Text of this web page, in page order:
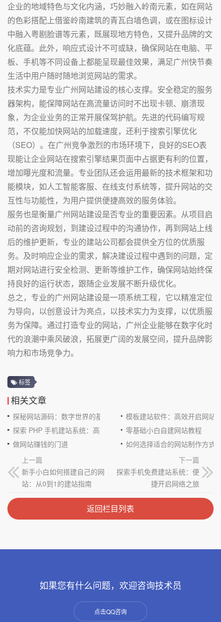
企业的地域特色与文化内涵，巧妙融入岭南元素，如在网站
的色彩搭配上借鉴岭南建筑的青瓦白墙色调，或在图标设计
中融入粤剧脸谱等元素，既展现地方特色，又提升品牌的文
化底蕴。此外，响应式设计不可或缺，确保网站在电脑、平
板、手机等不同设备上都能呈现最佳效果，满足广州快节奏
生活中用户随时随地浏览网站的需求。
技术实力是专业广州网站建设的核心支撑。安全稳定的服务
器架构，能保障网站在高流量访问时不出现卡顿、崩溃现
象，为企业业务的正常开展保驾护航。先进的代码编写规
范，不仅能加快网站的加载速度，还利于搜索引擎优化
（SEO）。在广州竞争激烈的市场环境下，良好的SEO表
现能让企业网站在搜索引擎结果页面中占据更有利的位置，
增加曝光度和流量。专业团队还会运用最新的技术框架和功
能模块，如人工智能客服、在线支付系统等，提升网站的交
互性与功能性，为用户提供便捷高效的服务体验。
服务也是衡量广州网站建设是否专业的重要因素。从项目启
动前的咨询规划，到建设过程中的沟通协作，再到网站上线
后的维护更新，专业的建站公司都会提供全方位的优质服
务。及时响应企业的需求，解决建设过程中遇到的问题，定
期对网站进行安全检测、更新等维护工作，确保网站始终保
持良好的运行状态，跟随企业发展不断升级优化。
总之，专业的广州网站建设是一项系统工程，它以精准定位
为导向，以创意设计为亮点，以技术实力为支撑，以优质服
务为保障。通过打造专业的网站，广州企业能够在数字化时
代的浪潮中乘风破浪，拓展更广阔的发展空间，提升品牌影
响力和市场竞争力。
标签
相关文章
探秘网站源码：数字世界的基石
模板建站软件：高效开启网站
探索 PHP 手机建站系统：高效与便捷的完美结合零基础小白自建网站教程
做网站赚钱的门道
如何选择适合的网站制作方式
上一篇
新手小白如何搭建自己的网
站：从0到1的建站指南
下一篇
探索手机免费建站系统：便
捷开启网络之旅
返回栏目列表
如果您有什么问题，欢迎咨询技术员
点击QQ咨询